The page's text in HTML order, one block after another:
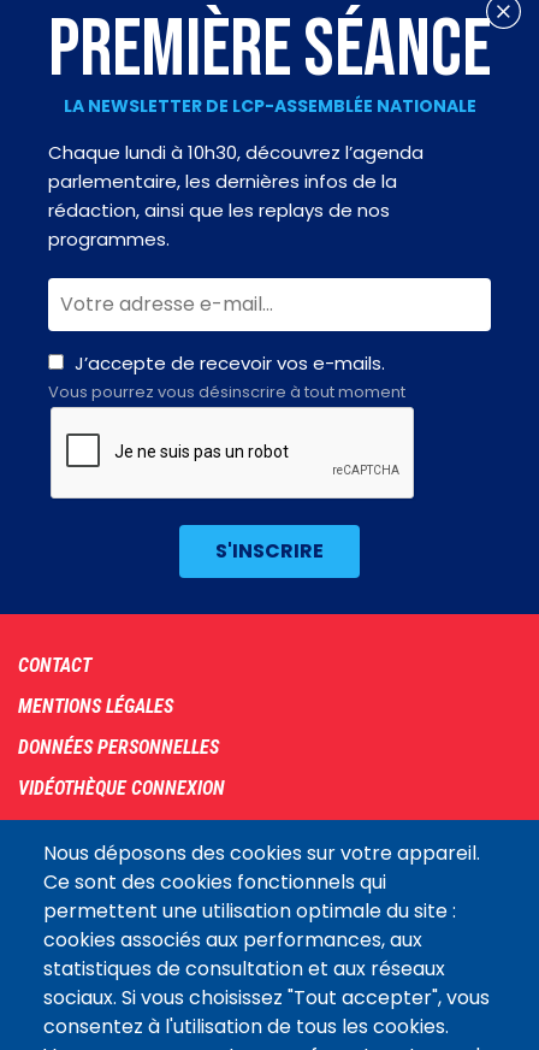
Nous déposons des cookies sur votre appareil.
Ce sont des cookies fonctionnels qui
permettent une utilisation optimale du site :
cookies associés aux performances, aux
statistiques de consultation et aux réseaux
sociaux. Si vous choisissez "Tout accepter", vous
consentez à l'utilisation de tous les cookies.
PREMIÈRE SÉANCE
LA NEWSLETTER DE LCP-ASSEMBLÉE NATIONALE
Chaque lundi à 10h30, découvrez l’agenda
parlementaire, les dernières infos de la
rédaction, ainsi que les replays de nos
programmes.
J’accepte de recevoir vos e-mails.
Vous pourrez vous désinscrire à tout moment
Footer
menu
CONTACT
MENTIONS LÉGALES
DONNÉES PERSONNELLES
VIDÉOTHÈQUE CONNEXION
COOKIES
Assemblée
nationaleLE SITE DE L’ASSEMBLÉE NATIONALE